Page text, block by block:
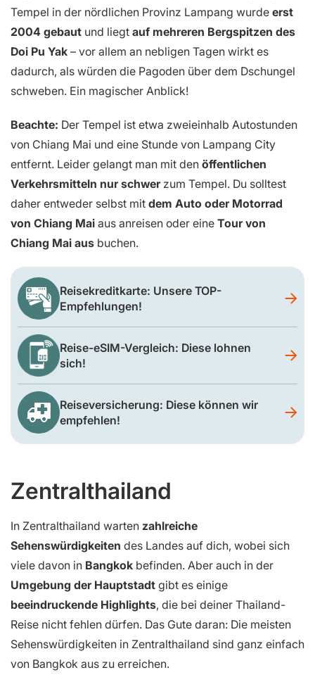
Tempel in der nördlichen Provinz Lampang wurde erst
2004 gebaut und liegt auf mehreren Bergspitzen des
Doi Pu Yak – vor allem an nebligen Tagen wirkt es
dadurch, als würden die Pagoden über dem Dschungel
schweben. Ein magischer Anblick!
Beachte: Der Tempel ist etwa zweieinhalb Autostunden
von Chiang Mai und eine Stunde von Lampang City
entfernt. Leider gelangt man mit den öffentlichen
Verkehrsmitteln nur schwerzum Tempel. Du solltest
daher entweder selbst mit dem Auto oder Motorrad
von Chiang Mai aus anreisen oder eine Tour von
Chiang Mai aus buchen.
Reisekreditkarte: Unsere TOP-
Empfehlungen!
Reise-eSIM-Vergleich: Diese lohnen
sich!
Reiseversicherung: Diese können wir
empfehlen!
Zentralthailand
In Zentralthailand warten zahlreiche
Sehenswürdigkeiten des Landes auf dich, wobei sich
viele davon in Bangkok befinden. Aber auch in der
Umgebung der Hauptstadt gibt es einige
beeindruckende Highlights, die bei deiner Thailand-
Reise nicht fehlen dürfen. Das Gute daran: Die meisten
Sehenswürdigkeiten in Zentralthailand sind ganz einfach
von Bangkok aus zu erreichen.